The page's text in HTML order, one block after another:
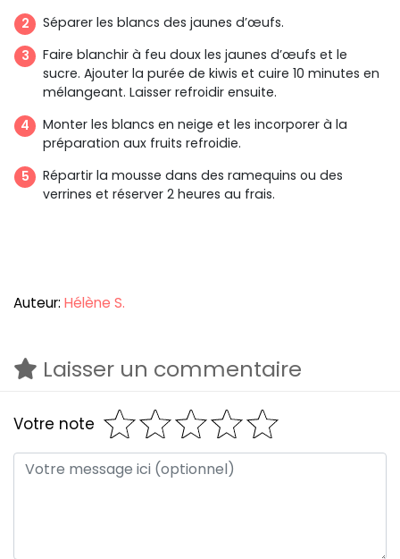
Séparer les blancs des jaunes d’œufs.
Faire blanchir à feu doux les jaunes d’œufs et le
sucre. Ajouter la purée de kiwis et cuire 10 minutes en
mélangeant. Laisser refroidir ensuite.
Monter les blancs en neige et les incorporer à la
préparation aux fruits refroidie.
Répartir la mousse dans des ramequins ou des
verrines et réserver 2 heures au frais.
Auteur: Hélène S.
Laisser un commentaire
Votre note